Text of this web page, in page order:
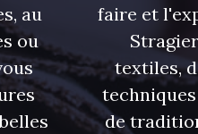
au
ou
faire et
textiles,
de